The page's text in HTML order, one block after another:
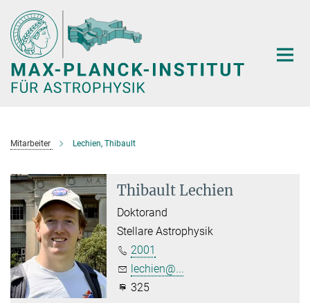
Hauptinhalt
Mitarbeiter Lechien, Thibault
Thibault Lechien
Doktorand
Stellare Astrophysik
2001
lechien@...
325